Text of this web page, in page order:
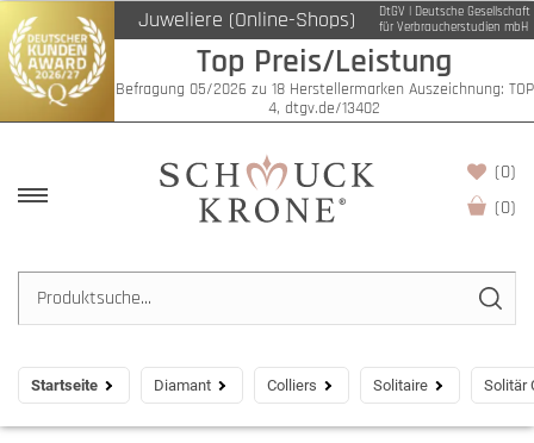
Juweliere (Online-Shops)
DtGV | Deutsche Gesellschaft
für Verbraucherstudien mbH
Top Preis/Leistung
Befragung 05/2026 zu 18 Herstellermarken Auszeichnung: TOP
4, dtgv.de/13402
(0)
(0)
Startseite Diamant Colliers Solitaire Solitär